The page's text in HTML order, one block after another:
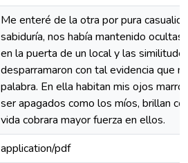
Me enteré de la otra por pura
sabiduría, nos había mantenido
en la puerta de un local y las
desparramaron con tal evidencia que
palabra. En ella habitan mis ojos
ser apagados como los míos, brillan
vida cobrara mayor fuerza en ellos.
application/pdf